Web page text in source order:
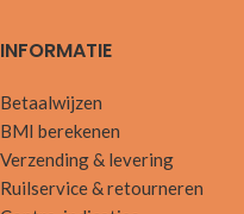
INFORMATIE
Betaalwijzen
BMI berekenen
Verzending & levering
Ruilservice & retourneren